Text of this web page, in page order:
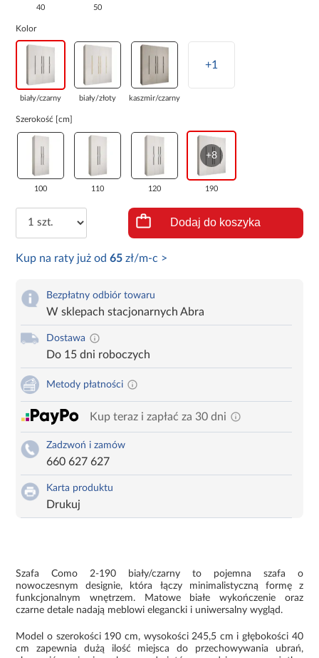
40 50
Kolor
biały/czarny biały/złoty kaszmir/czarny
+1
Szerokość [cm]
100 110 120
+8
190
Dodaj do koszyka
Kup na raty już od65 zł/m-c >
Bezpłatny odbiór towaru
W sklepach stacjonarnych Abra
Dostawa
Do 15 dni roboczych
Metody płatności
Kup teraz i zapłać za 30 dni
Zadzwoń i zamów
660 627 627
Karta produktu
Drukuj
Szafa Como 2-190 biały/czarny to pojemna szafa o
nowoczesnym designie, która łączy minimalistyczną formę z
funkcjonalnym wnętrzem. Matowe białe wykończenie oraz
czarne detale nadają meblowi elegancki i uniwersalny wygląd.
Model o szerokości 190 cm, wysokości 245,5 cm i głębokości 40
cm zapewnia dużą ilość miejsca do przechowywania ubrań,